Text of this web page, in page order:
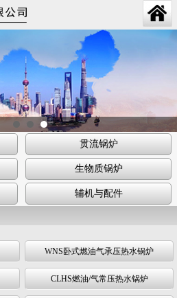
贯流锅炉
生物质锅炉
辅机与配件
WNS卧式燃油气承压热水锅炉
CLHS燃油/气常压热水锅炉